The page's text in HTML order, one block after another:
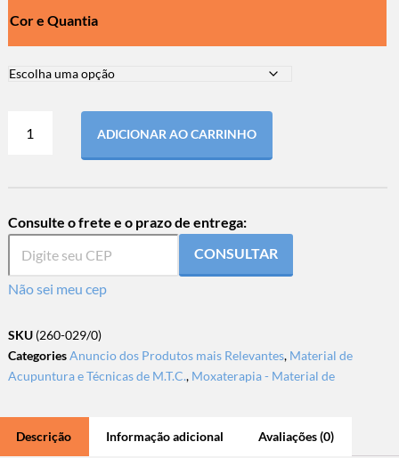
Cor e Quantia
ADICIONAR AO CARRINHO
Consulte o frete e o prazo de entrega:
CONSULTAR
Não sei meu cep
SKU (260-029/0)
CategoriesAnuncio dos Produtos mais Relevantes, Material de
Acupuntura e Técnicas de M.T.C., Moxaterapia - Material de
Descrição Informação adicional Avaliações (0)